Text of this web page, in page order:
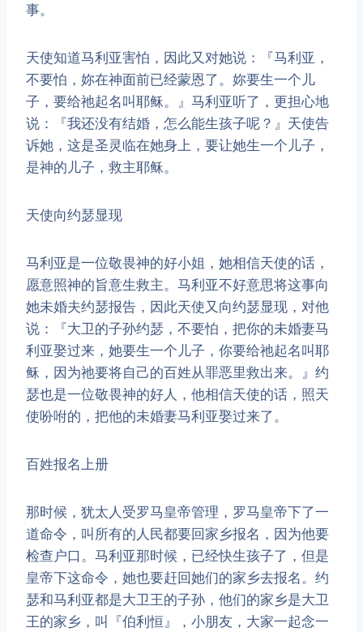
事。
​天使知道马利亚害怕，因此又对她说：『马利亚，
不要怕，妳在神面前已经蒙恩了。妳要生一个儿
子，要给祂起名叫耶稣。』马利亚听了，更担心地
说：『我还没有结婚，怎么能生孩子呢？』天使告
诉她，这是圣灵临在她身上，要让她生一个儿子，
是神的儿子，救主耶稣。
天使向约瑟显现
​马利亚是一位敬畏神的好小姐，她相信天使的话，
愿意照神的旨意生救主。马利亚不好意思将这事向
她未婚夫约瑟报告，因此天使又向约瑟显现，对他
说：『大卫的子孙约瑟，不要怕，把你的未婚妻马
利亚娶过来，她要生一个儿子，你要给祂起名叫耶
稣，因为祂要将自己的百姓从罪恶里救出来。』约
瑟也是一位敬畏神的好人，他相信天使的话，照天
使吩咐的，把他的未婚妻马利亚娶过来了。
百姓报名上册
​那时候，犹太人受罗马皇帝管理，罗马皇帝下了一
道命令，叫所有的人民都要回家乡报名，因为他要
检查户口。马利亚那时候，已经快生孩子了，但是
皇帝下这命令，她也要赶回她们的家乡去报名。约
瑟和马利亚都是大卫王的子孙，他们的家乡是大卫
王的家乡，叫『伯利恒』，小朋友，大家一起念一